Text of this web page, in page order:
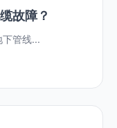
故障？
管线...